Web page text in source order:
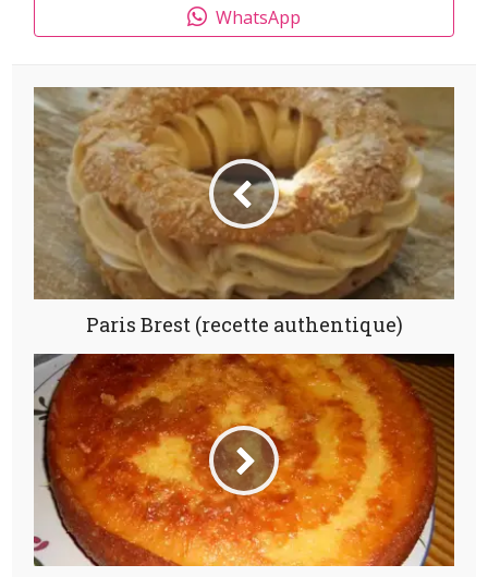
WhatsApp
Paris Brest (recette authentique)